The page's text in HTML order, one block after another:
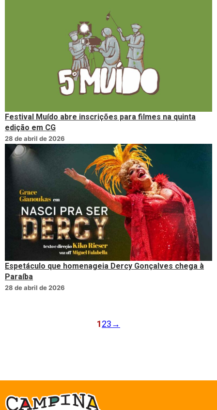
Festival Muído abre inscrições para filmes na quinta
edição em CG
28 de abril de 2026
Espetáculo que homenageia Dercy Gonçalves chega à
Paraíba
28 de abril de 2026
123→